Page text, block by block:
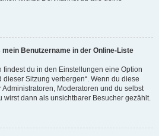
Benutzername in der Online-Liste
findest du in den Einstellungen eine Option
Sitzung verbergen“. Wenn du diese
Moderatoren und du selbst
wirst dann als unsichtbarer Besucher gezählt.